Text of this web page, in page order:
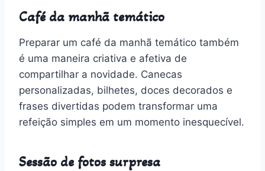
Café da manhã temático
Preparar um café da manhã temático também
é uma maneira criativa e afetiva de
compartilhar a novidade. Canecas
personalizadas, bilhetes, doces decorados e
frases divertidas podem transformar uma
refeição simples em um momento inesquecível.
Sessão de fotos surpresa